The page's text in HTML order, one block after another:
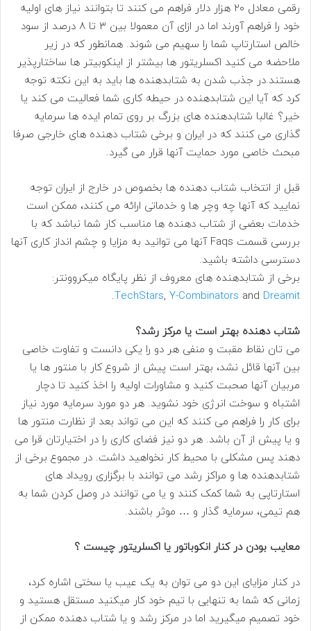
رقمی معادل ۲۰ هزار دلار فراهم می کنند تا بتوانند نیاز های اولیه
خود را فراهم آورند اما در ازای آن معمولا بین ۳ تا ۸ درصد از سود
خالص استارتاپ شما را سهیم می شوند. همانطور که در زیر
ملاحضه می کنید اکسلریتور ها بیشتر از اینکوبیتر ها ساختارپذیر
هستند.در جذب شدن به شتابدهنده ها باید به این نکته توجه
کرد که آیا این شتابدهنده در حیطه کاری شما فعالیت می کند یا
خیر؟ غالبا شتابدهنده های بزرگ بر روی تمام ایده ها سرمایه
گذاری می کنند که در ایران و برخی شتاب دهنده های خارجی صرفا
مبحث خاصی مورد حمایت آنها قرار می گیرد.
قبل از انتخاب شتاب دهنده ها بخصوص در خارج از ایران توجه
نمایید که آنها چه وچر ها و خدماتی ارائه می کنند، ممکن است
خدمات بعضی از شتاب دهنده ها مناسب کار شما نباشد که با
بررسی قسمت Faqs آنها می توانید به مزایا و چشم انداز کاری آنها
دسترسی داشته باشید.
برخی از شتابدهنده های معروف از نظر پایگاه میکروونتر:
TechStars, Y-Combinators and Dreamit
.
شتاب دهنده بهتر است یا مرکز رشد؟
می تان نقاط مقبت و منفی هر دو را یکی دانست و تفاوت خاصی
بین آنها قائل نشد، بهتر است پیش از شروع کار با منتور ها یا
مربیان آنها صحبت کنید و مشاورات اولیه را اخذ کنید تا دچار
اشتباه و سوخت انرژی خود نشوید. هر دو مورد سرمایه مورد نیاز
برای کار را فراهم می کنند که این می تواند بعد از نظارت منتور ها
و یا پیش از آن باشد. هر دو نیز فضای کاری را در اختیارتان قرا می
دهند پس مشکلی با محیط کار نخواهید داشت. در مجموع برخی از
شتابدهنده ها و مراکز رشد می توانند با برگزاری رویداد های
استارتاپی به شما کمک کنند و یا می توانند در وصل کردن شما به
هم تیمی، سرمایه گذار و … موثر باشند.
معایب بودن در کنار انکوباتور یا اکسلریتور چیست ؟
در کنار مزایای این دو می توان به یک عیب یا سختی اشاره کرد،
زمانی که شما به تنهایی با تیم خود کار میکنید مستقل هستید و
خود تصمیم میگیرید اما در مرکز رشد و یا شتاب دهنده ممکن از